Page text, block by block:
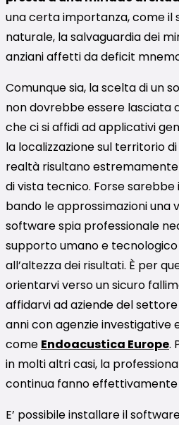
una certa importanza, come
naturale, la salvaguardia dei
anziani affetti da deficit
Comunque sia, la scelta di un
non dovrebbe essere lasciata
che ci si affidi ad applicativi
la localizzazione sul territorio
realtà risultano
di vista tecnico. Forse
bando le approssimazioni una
software spia professionale
supporto umano e
all’altezza dei risultati. È per
orientarvi verso un sicuro
affidarvi ad aziende del
anni con agenzie investigative
come Endoacustica Europe.
in molti altri casi, la
continua fanno effettivamente
E’ possibile installare il